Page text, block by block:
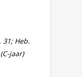
31; Heb.
jaar)